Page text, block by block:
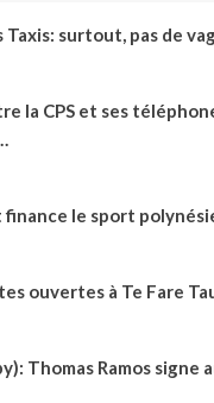
Taxis: surtout, pas de
la CPS et ses
finance le sport
ouvertes à Te Fare
Thomas Ramos signe